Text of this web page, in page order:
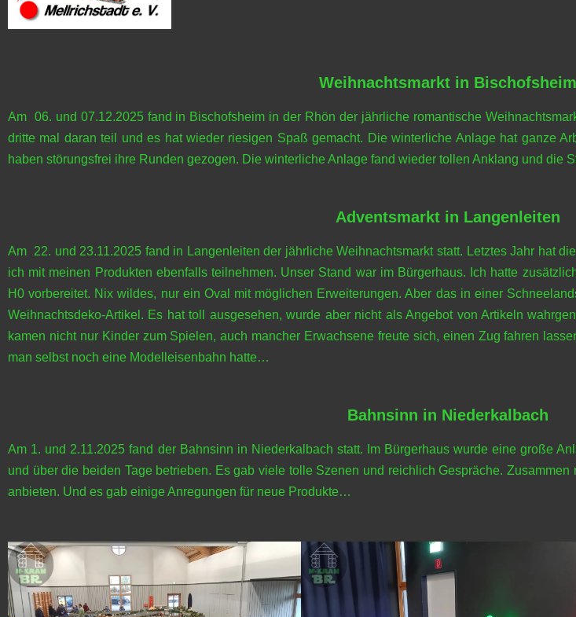
Weihnachtsmarkt in Bischofsheim
Am 06. und 07.12.2025 fand in Bischofsheim in der Rhön der jährliche romantische
dritte mal daran teil und es hat wieder riesigen Spaß gemacht. Die winterliche Anlage hat ganze
haben störungsfrei ihre Runden gezogen. Die winterliche Anlage fand wieder tollen Anklang und die
Adventsmarkt in Langenleiten
Am 22. und 23.11.2025 fand in Langenleiten der jährliche Weihnachtsmarkt statt. Letztes Jahr hat
ich mit meinen Produkten ebenfalls teilnehmen. Unser Stand war im Bürgerhaus. Ich hatte
H0 vorbereitet. Nix wildes, nur ein Oval mit möglichen Erweiterungen. Aber das in einer
Weihnachtsdeko-Artikel. Es hat toll ausgesehen, wurde aber nicht als Angebot von Artikeln
kamen nicht nur Kinder zum Spielen, auch mancher Erwachsene freute sich, einen Zug fahren
man selbst noch eine Modelleisenbahn hatte…
Bahnsinn in Niederkalbach
Am 1. und 2.11.2025 fand der Bahnsinn in Niederkalbach statt. Im Bürgerhaus wurde eine große
und über die beiden Tage betrieben. Es gab viele tolle Szenen und reichlich Gespräche.
anbieten. Und es gab einige Anregungen für neue Produkte…